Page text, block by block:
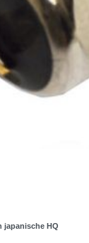
japanische HQ